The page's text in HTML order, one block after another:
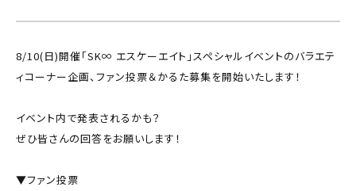
8/10(日)開催「SK∞ エスケーエイト」スペシャルイベントのバラエテ
ィコーナー企画、ファン投票＆かるた募集を開始いたします！
イベント内で発表されるかも？
ぜひ皆さんの回答をお願いします！
▼ファン投票